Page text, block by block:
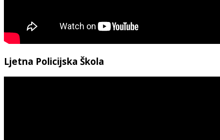
Ljetna Policijska Škola